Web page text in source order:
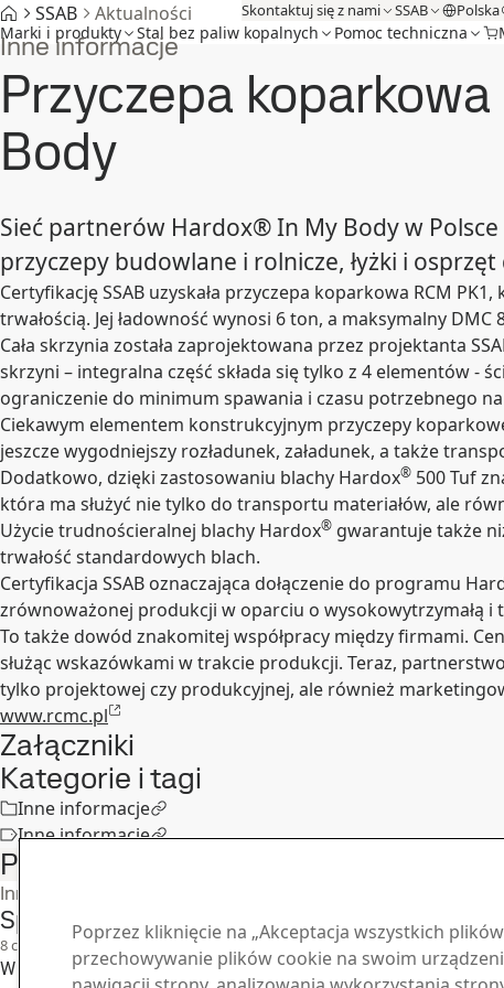
Skontaktuj się z nami SSAB Polska
Marki i produkty Stal bez paliw kopalnych Pomoc techniczna
SSAB Aktualności
Inne informacje
Przyczepa
Body
Sieć partnerów Hardox® In My Body w Polsce
przyczepy budowlane i rolnicze, łyżki i osprzęt
Certyfikację SSAB uzyskała przyczepa koparkowa RCM
trwałością. Jej ładowność wynosi 6 ton, a maksymalny
Cała skrzynia została zaprojektowana przez projektanta
skrzyni – integralna część składa się tylko z 4 elementów -
ograniczenie do minimum spawania i czasu potrzebnego
Ciekawym elementem konstrukcyjnym przyczepy
jeszcze wygodniejszy rozładunek, załadunek, a także
Dodatkowo, dzięki zastosowaniu blachy Hardox® 500 Tuf
która ma służyć nie tylko do transportu materiałów, ale
Użycie trudnościeralnej blachy Hardox® gwarantuje także
trwałość standardowych blach.
Certyfikacja SSAB oznaczająca dołączenie do programu
zrównoważonej produkcji w oparciu o wysokowytrzymałą i
To także dowód znakomitej współpracy między firmami.
służąc wskazówkami w trakcie produkcji. Teraz,
tylko projektowej czy produkcyjnej, ale również
www.rcmc.pl
Załączniki
Kategorie i tagi
Inne informacje
Inne informacje
Podobne artykuły
Inne informacje
Spotkanie klientów SSAB Poland
8cze
W ostatnich dniach maja firma SSAB Poland zorganizowała
Poprzez kliknięcie na „Akceptacja wszystkich
przechowywanie plików cookie na swoim